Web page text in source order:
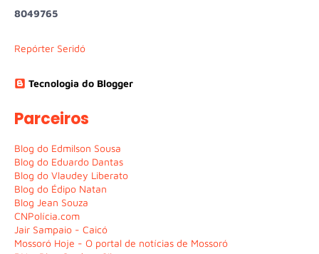
8049765
Repórter Seridó
Tecnologia do Blogger
Parceiros
Blog do Edmilson Sousa
Blog do Eduardo Dantas
Blog do Vlaudey Liberato
Blog do Édipo Natan
Blog Jean Souza
CNPolícia.com
Jair Sampaio - Caicó
Mossoró Hoje - O portal de notícias de Mossoró